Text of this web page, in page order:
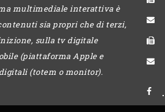
multimediale interattiva è
sia propri che di terzi,
sulla tv digitale
(piattaforma Apple e
(totem o monitor).